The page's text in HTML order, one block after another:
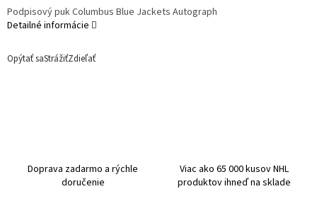
Podpisový puk Columbus Blue Jackets Autograph
Detailné informácie
Opýtať saStrážiťZdieľať
Doprava zadarmo a rýchle
doručenie
Viac ako 65 000 kusov NHL
produktov ihneď na sklade